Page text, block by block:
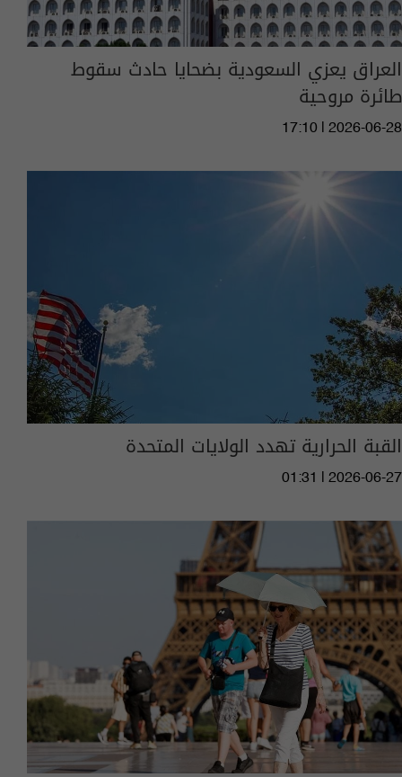
العراق يعزي السعودية بضحايا حادث سقوط
طائرة مروحية
17:10 | 2026-06-28
القبة الحرارية تهدد الولايات المتحدة
01:31 | 2026-06-27